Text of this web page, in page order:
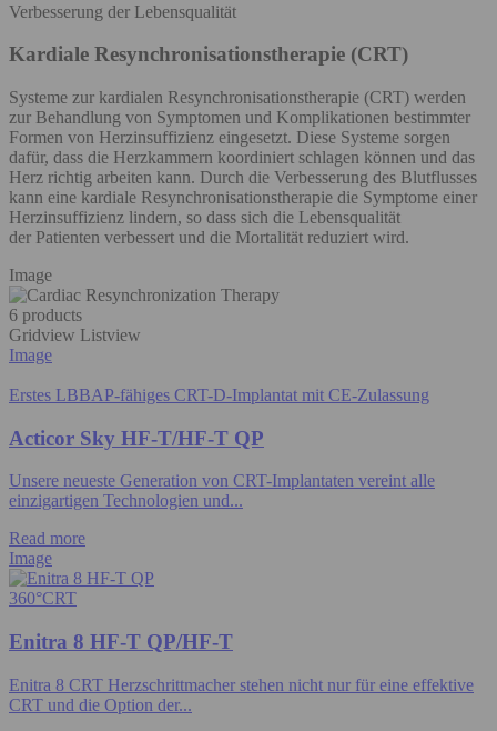
Verbesserung der Lebensqualität
Kardiale Resynchronisationstherapie (CRT)
Systeme zur kardialen Resynchronisationstherapie (CRT) werden
zur Behandlung von Symptomen und Komplikationen bestimmter
Formen von Herzinsuffizienz eingesetzt. Diese Systeme sorgen
dafür, dass die Herzkammern koordiniert schlagen können und das
Herz richtig arbeiten kann. Durch die Verbesserung des Blutflusses
kann eine kardiale Resynchronisationstherapie die Symptome einer
Herzinsuffizienz lindern, so dass sich die Lebensqualität
der Patienten verbessert und die Mortalität reduziert wird.
Image
6 products
Gridview Listview
Image
Erstes LBBAP-fähiges CRT-D-Implantat mit CE-Zulassung
Acticor Sky HF-T/HF-T QP
Unsere neueste Generation von CRT-Implantaten vereint alle
einzigartigen Technologien und...
Read more
Image
360°CRT
Enitra 8 HF-T QP/HF-T
Enitra 8 CRT Herzschrittmacher stehen nicht nur für eine effektive
CRT und die Option der...